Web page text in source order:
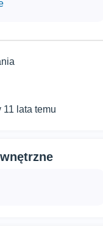
11 lata temu